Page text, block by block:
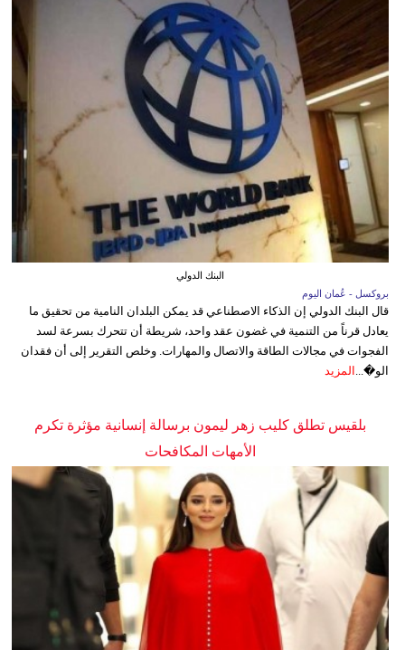
البنك الدولي
بروكسل - عُمان اليوم
قال البنك الدولي إن الذكاء الاصطناعي قد يمكن البلدان النامية من تحقيق ما
يعادل قرناً من التنمية في غضون عقد واحد، شريطة أن تتحرك بسرعة لسد
الفجوات في مجالات الطاقة والاتصال والمهارات. وخلص التقرير إلى أن فقدان
الو�...
المزيد
بلقيس تطلق كليب زهر ليمون برسالة إنسانية مؤثرة تكرم
الأمهات المكافحات